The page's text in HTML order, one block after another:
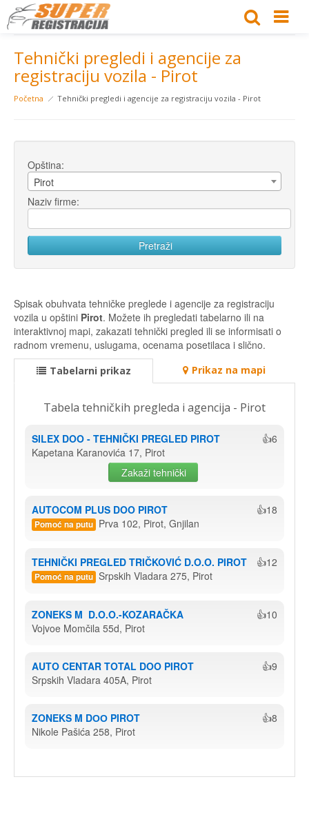
Tehnički pregledi i agencije za
registraciju vozila - Pirot
Početna Tehnički pregledi i agencije za registraciju vozila - Pirot
Opština:
Pirot
Naziv firme:
Spisak obuhvata tehničke preglede i agencije za registraciju
vozila u opštini Pirot. Možete ih pregledati tabelarno ili na
interaktivnoj mapi, zakazati tehnički pregled ili se informisati o
radnom vremenu, uslugama, ocenama posetilaca i slično.
Tabelarni prikaz Prikaz na mapi
Tabela tehničkih pregleda i agencija - Pirot
SILEX DOO - TEHNIČKI PREGLED PIROT
👍6
Kapetana Karanovića 17, Pirot
Zakaži tehnički
AUTOCOM PLUS DOO PIROT 👍18
Pomoć na putu Prva 102, Pirot, Gnjilan
TEHNIČKI PREGLED TRIČKOVIĆ D.O.O. PIROT 👍12
Pomoć na putu Srpskih Vladara 275, Pirot
ZONEKS M  D.O.O.-KOZARAČKA
👍10
Vojvoe Momčila 55d, Pirot
AUTO CENTAR TOTAL DOO PIROT
👍9
Srpskih Vladara 405A, Pirot
ZONEKS M DОО PIROT
👍8
Nikole Pašića 258, Pirot